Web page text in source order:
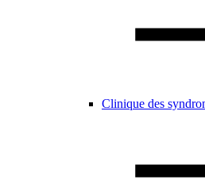
Clinique des